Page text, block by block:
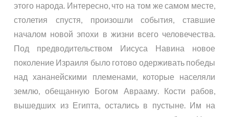
этого народа. Интересно, что на том же самом месте,
столетия спустя, произошли события, ставшие
началом новой эпохи в жизни всего человечества.
Под предводительством Иисуса Навина новое
поколение Израиля было готово одерживать победы
над хананейскими племенами, которые населяли
землю, обещанную Богом Аврааму. Кости рабов,
вышедших из Египта, остались в пустыне. Им на